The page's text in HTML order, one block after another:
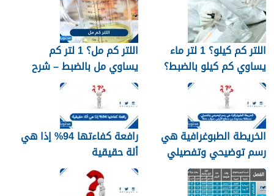
اللتر كم كيلو؟ 1 لتر ماء
يساوي كم كيلو بالضبط؟
اللتر كم مل؟ 1 لتر كم
يساوي مل بالضبط – شرح
مبسّط وواضح
الخريطة الطبوغرافية هي
رسم توضيحي وتفصيلي
لمنطقة محدودة من سطح
الأرض. صواب خطأ
رافعة كفاءتها 94% إذا هي
ألة حقيقية